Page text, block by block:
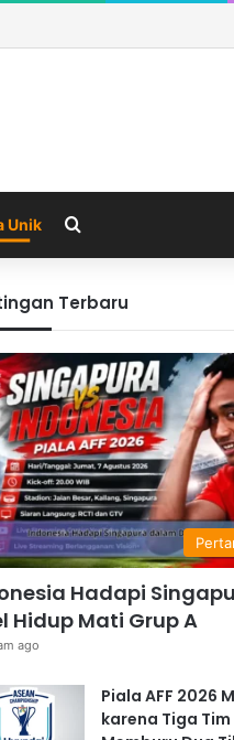
Unik
Terbaru
Hadapi
Hidup Mati Grup A
ago
Piala AFF 2026
karena Tiga Tim